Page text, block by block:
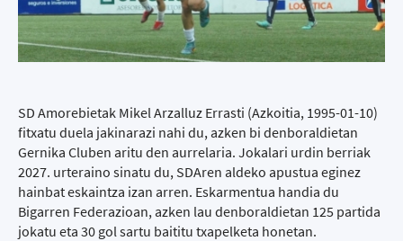
SD Amorebietak Mikel Arzalluz Errasti (Azkoitia, 1995-01-10)
fitxatu duela jakinarazi nahi du, azken bi denboraldietan
Gernika Cluben aritu den aurrelaria. Jokalari urdin berriak
2027. urteraino sinatu du, SDAren aldeko apustua eginez
hainbat eskaintza izan arren. Eskarmentua handia du
Bigarren Federazioan, azken lau denboraldietan 125 partida
jokatu eta 30 gol sartu baititu txapelketa honetan.